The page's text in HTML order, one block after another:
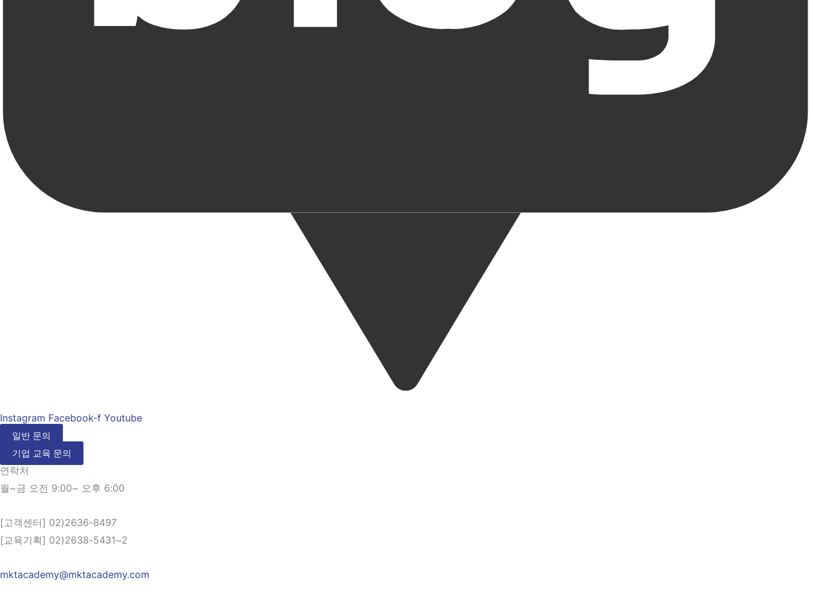
Instagram Facebook-f Youtube
일반 문의
기업 교육 문의
연락처
월~금 오전 9:00~ 오후 6:00
[고객센터] 02)2636-8497
[교육기획] 02)2638-5431~2
mktacademy@mktacademy.com